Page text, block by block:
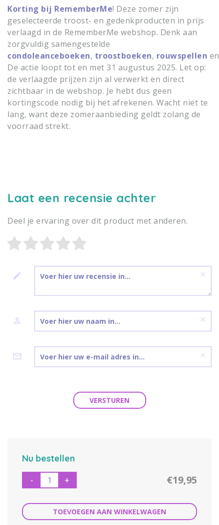
Korting bij RememberMe! Deze zomer zijn
geselecteerde troost- en gedenkproducten in prijs
verlaagd in de RememberMe webshop. Denk aan
zorgvuldig samengestelde
condoleanceboeken, troostboeken, rouwspellen
De actie loopt tot en met 31 augustus 2025. Let op:
de verlaagde prijzen zijn al verwerkt en direct
zichtbaar in de webshop. Je hebt dus geen
kortingscode nodig bij het afrekenen. Wacht niet te
lang, want deze zomeraanbieding geldt zolang de
voorraad strekt.
Laat een recensie achter
Deel je ervaring over dit product met anderen.
VERSTUREN
Nu bestellen
- + €19,95
TOEVOEGEN AAN WINKELWAGEN